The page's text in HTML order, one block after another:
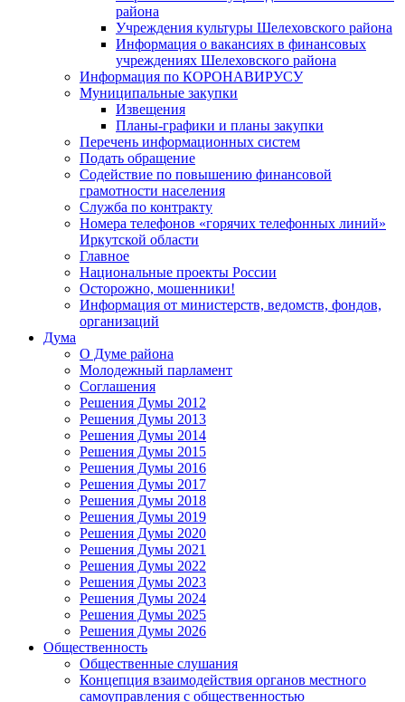
района
Учреждения культуры Шелеховского района
Информация о вакансиях в финансовых
учреждениях Шелеховского района
Информация по КОРОНАВИРУСУ
Муниципальные закупки
Извещения
Планы-графики и планы закупки
Перечень информационных систем
Подать обращение
Содействие по повышению финансовой
грамотности населения
Служба по контракту
Номера телефонов «горячих телефонных линий»
Иркутской области
Главное
Национальные проекты России
Осторожно, мошенники!
Информация от министерств, ведомств, фондов,
организаций
Дума
О Думе района
Молодежный парламент
Соглашения
Решения Думы 2012
Решения Думы 2013
Решения Думы 2014
Решения Думы 2015
Решения Думы 2016
Решения Думы 2017
Решения Думы 2018
Решения Думы 2019
Решения Думы 2020
Решения Думы 2021
Решения Думы 2022
Решения Думы 2023
Решения Думы 2024
Решения Думы 2025
Решения Думы 2026
Общественность
Общественные слушания
Концепция взаимодействия органов местного
самоуправления с общественностью